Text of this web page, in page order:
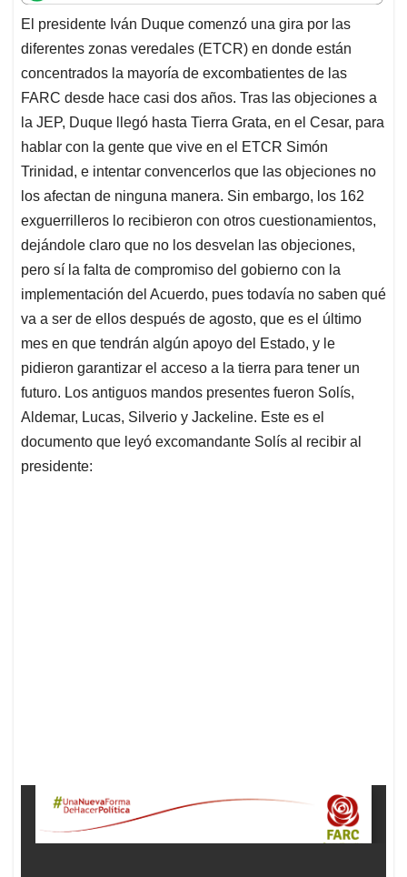
t
s
A
p
p
e
b
o
o
k
k
e
d
I
n
i
l
e
a
d
s
El presidente Iván Duque comenzó una gira por las
diferentes zonas veredales (ETCR) en donde están
concentrados la mayoría de excombatientes de las
FARC desde hace casi dos años. Tras las objeciones a
la JEP, Duque llegó hasta Tierra Grata, en el Cesar, para
hablar con la gente que vive en el ETCR Simón
Trinidad, e intentar convencerlos que las objeciones no
los afectan de ninguna manera. Sin embargo, los 162
exguerrilleros lo recibieron con otros cuestionamientos,
dejándole claro que no los desvelan las objeciones,
pero sí la falta de compromiso del gobierno con la
implementación del Acuerdo, pues todavía no saben qué
va a ser de ellos después de agosto, que es el último
mes en que tendrán algún apoyo del Estado, y le
pidieron garantizar el acceso a la tierra para tener un
futuro. Los antiguos mandos presentes fueron Solís,
Aldemar, Lucas, Silverio y Jackeline. Este es el
documento que leyó excomandante Solís al recibir al
presidente: